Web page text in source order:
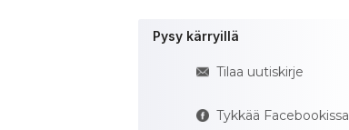
Pysy kärryillä
Tilaa uutiskirje
Tykkää Facebookissa